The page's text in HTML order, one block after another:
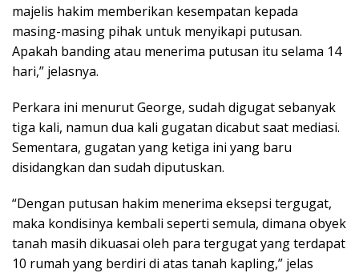
majelis hakim memberikan kesempatan kepada
masing-masing pihak untuk menyikapi putusan.
Apakah banding atau menerima putusan itu selama 14
hari,” jelasnya.
Perkara ini menurut George, sudah digugat sebanyak
tiga kali, namun dua kali gugatan dicabut saat mediasi.
Sementara, gugatan yang ketiga ini yang baru
disidangkan dan sudah diputuskan.
“Dengan putusan hakim menerima eksepsi tergugat,
maka kondisinya kembali seperti semula, dimana obyek
tanah masih dikuasai oleh para tergugat yang terdapat
10 rumah yang berdiri di atas tanah kapling,” jelas